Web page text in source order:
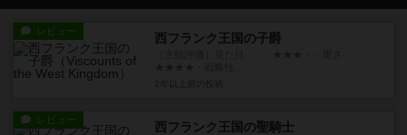
レビュー 西フランク王国の子爵
レビュー 西フランク王国の聖騎士